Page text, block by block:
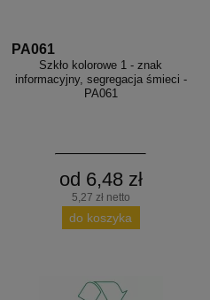
PA061
Szkło kolorowe 1 - znak
informacyjny, segregacja śmieci -
PA061
od 6,48 zł
5,27 zł netto
do koszyka